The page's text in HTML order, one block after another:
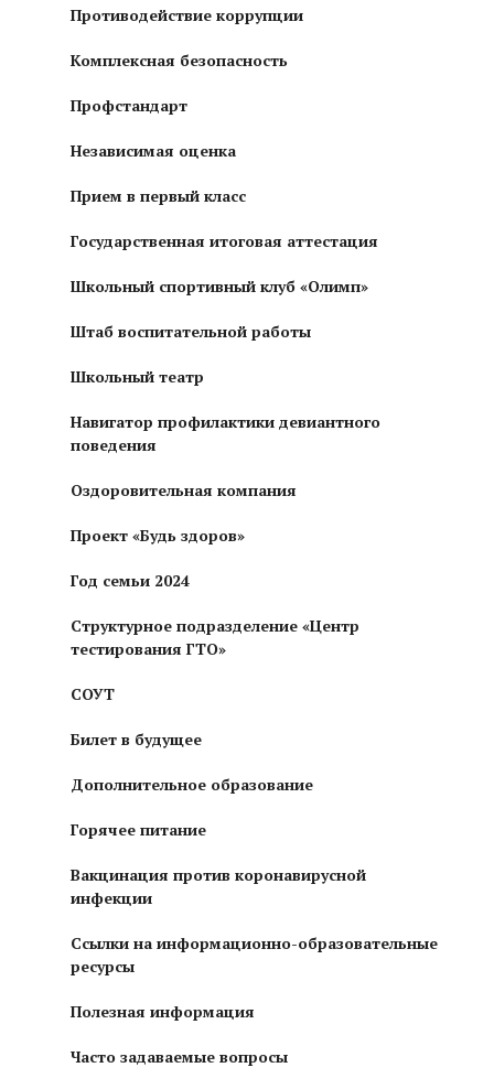
Противодействие коррупции
Комплексная безопасность
Профстандарт
Независимая оценка
Прием в первый класс
Государственная итоговая аттестация
Школьный спортивный клуб «Олимп»
Штаб воспитательной работы
Школьный театр
Навигатор профилактики девиантного
поведения
Оздоровительная компания
Проект «Будь здоров»
Год семьи 2024
Структурное подразделение «Центр
тестирования ГТО»
СОУТ
Билет в будущее
Дополнительное образование
Горячее питание
Вакцинация против коронавирусной
инфекции
Ссылки на информационно-образовательные
ресурсы
Полезная информация
Часто задаваемые вопросы